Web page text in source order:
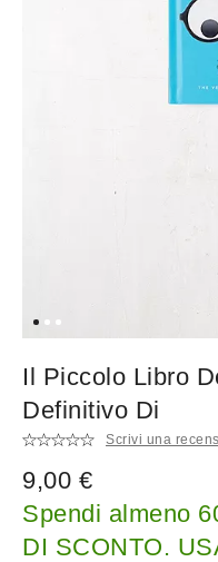
Il Piccolo Libro
Definitivo Di
Scrivi una
9,00 €
Spendi almeno
DI SCONTO.